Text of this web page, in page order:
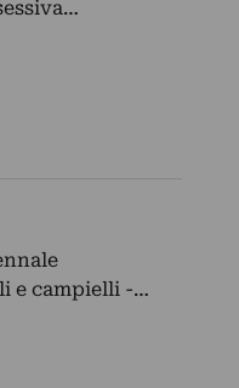
e campielli -…